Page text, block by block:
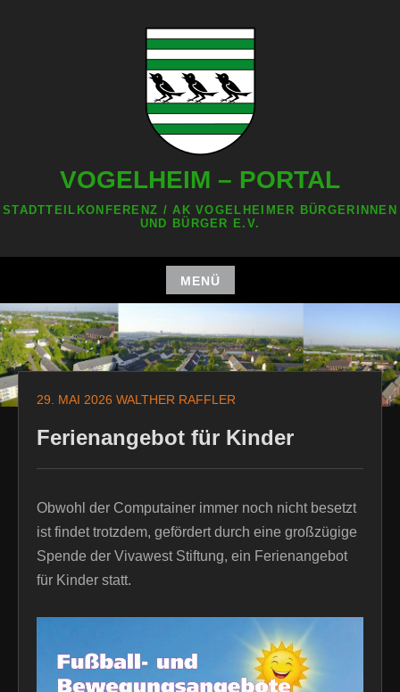
VOGELHEIM – PORTAL
STADTTEILKONFERENZ / AK VOGELHEIMER BÜRGERINNEN
UND BÜRGER E.V.
MENÜ
Zum
Inhalt
springen
29. MAI 2026 WALTHER RAFFLER
Ferienangebot für Kinder
Obwohl der Computainer immer noch nicht besetzt
ist findet trotzdem, gefördert durch eine großzügige
Spende der Vivawest Stiftung, ein Ferienangebot
für Kinder statt.